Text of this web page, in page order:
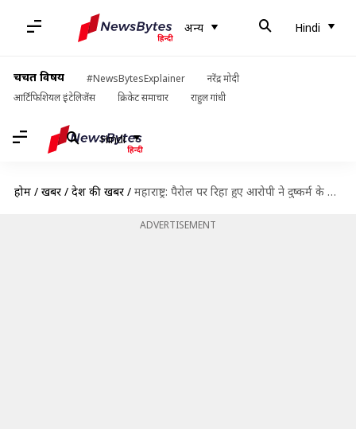
अन्य Hindi
चर्चित विषय #NewsBytesExplainer
नरेंद्र मोदी
आर्टिफिशियल इंटेलिजेंस
क्रिकेट समाचार राहुल गांधी
Hindi
होम / खबरें / देश की खबरें / महाराष्ट्र: पैरोल पर रिहा हुए आरोपी ने दुष्कर्म के बाद की तीन वर्षीय मासूम की हत्या
ADVERTISEMENT